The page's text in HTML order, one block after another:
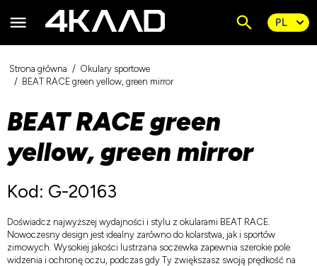
Strona główna
Okulary sportowe
BEAT RACE green yellow, green mirror
BEAT RACE green
yellow, green mirror
Kod: G-20163
Doświadcz najwyższej wydajności i stylu z okularami BEAT RACE.
Nowoczesny design jest idealny zarówno do kolarstwa, jak i sportów
zimowych. Wysokiej jakości lustrzana soczewka zapewnia szerokie pole
widzenia i ochronę oczu, podczas gdy Ty zwiększasz swoją prędkość na